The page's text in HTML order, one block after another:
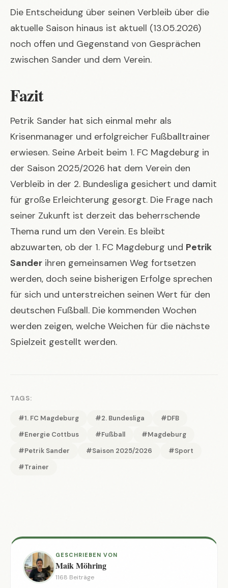
Die Entscheidung über seinen Verbleib über die
aktuelle Saison hinaus ist aktuell (13.05.2026)
noch offen und Gegenstand von Gesprächen
zwischen Sander und dem Verein.
Fazit
Petrik Sander hat sich einmal mehr als
Krisenmanager und erfolgreicher Fußballtrainer
erwiesen. Seine Arbeit beim 1. FC Magdeburg in
der Saison 2025/2026 hat dem Verein den
Verbleib in der 2. Bundesliga gesichert und damit
für große Erleichterung gesorgt. Die Frage nach
seiner Zukunft ist derzeit das beherrschende
Thema rund um den Verein. Es bleibt
abzuwarten, ob der 1. FC Magdeburg und Petrik
Sander ihren gemeinsamen Weg fortsetzen
werden, doch seine bisherigen Erfolge sprechen
für sich und unterstreichen seinen Wert für den
deutschen Fußball. Die kommenden Wochen
werden zeigen, welche Weichen für die nächste
Spielzeit gestellt werden.
TAGS:
#1. FC Magdeburg #2. Bundesliga
#DFB
#Energie Cottbus
#Fußball
#Magdeburg
#Petrik Sander
#Saison 2025/2026
#Sport
#Trainer
GESCHRIEBEN VON
Maik Möhring
1168 Beiträge